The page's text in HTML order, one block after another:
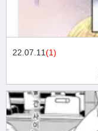
22.07.11(1)